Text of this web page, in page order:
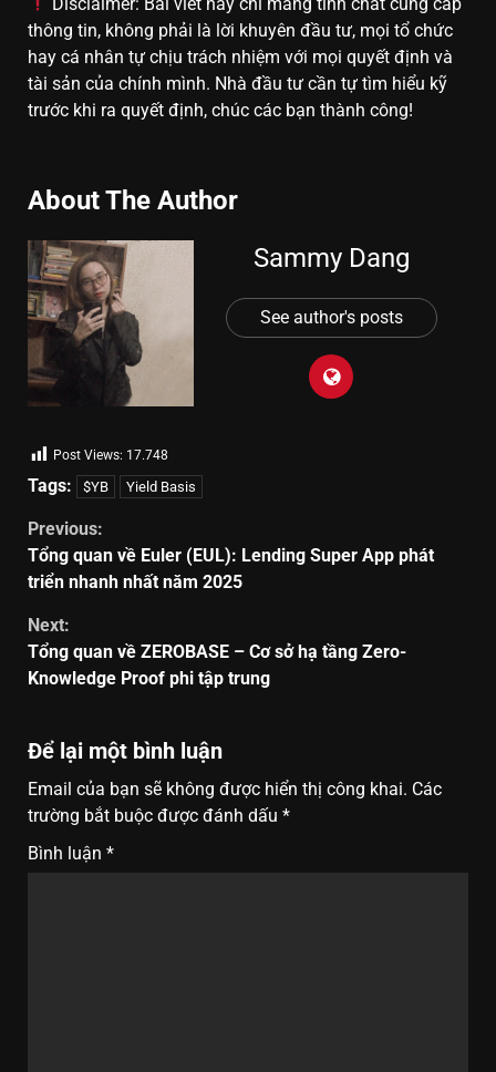
thông tin, không phải là lời khuyên đầu tư, mọi tổ chức
hay cá nhân tự chịu trách nhiệm với mọi quyết định và
tài sản của chính mình. Nhà đầu tư cần tự tìm hiểu kỹ
trước khi ra quyết định, chúc các bạn thành công!
About The Author
Sammy Dang
See author's posts
Post Views: 17.748
Tags: $YB Yield Basis
Previous:
Tổng quan về Euler (EUL): Lending Super App phát
triển nhanh nhất năm 2025
Next:
Tổng quan về ZEROBASE – Cơ sở hạ tầng Zero-
Knowledge Proof phi tập trung
Để lại một bình luận
Email của bạn sẽ không được hiển thị công khai. Các
trường bắt buộc được đánh dấu *
Bình luận *